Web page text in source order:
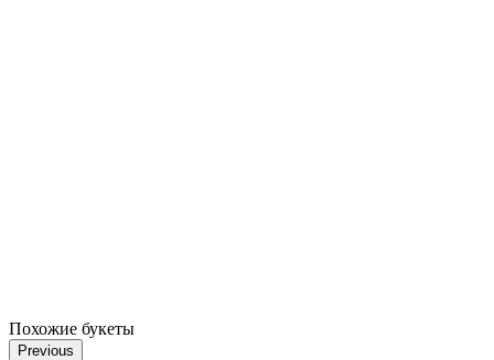
Похожие букеты
Previous